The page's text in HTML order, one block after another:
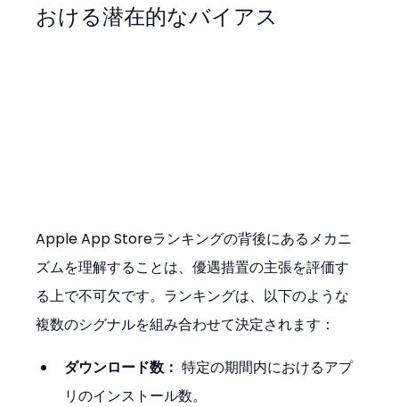
おける潜在的なバイアス
Apple App Storeランキングの背後にあるメカニ
ズムを理解することは、優遇措置の主張を評価す
る上で不可欠です。ランキングは、以下のような
複数のシグナルを組み合わせて決定されます：
ダウンロード数： 特定の期間内におけるアプ
リのインストール数。